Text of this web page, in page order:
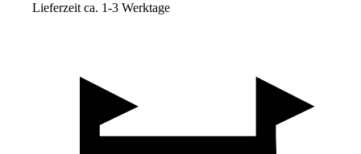
Lieferzeit ca. 1-3 Werktage